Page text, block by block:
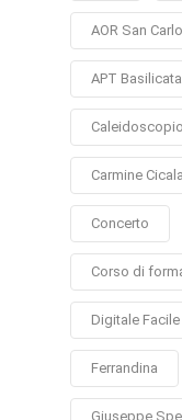
AOR San Carlo
APT Basilicata
Caleidoscopio
Carmine Cicala
Concerto
Corso di
Digitale Facile
Ferrandina
Giuseppe